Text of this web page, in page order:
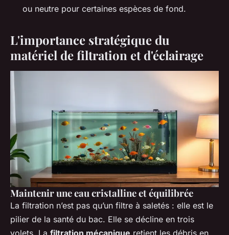
ou neutre pour certaines espèces de fond.
L'importance stratégique du
matériel de filtration et d'éclairage
Maintenir une eau cristalline et équilibrée
La filtration n’est pas qu’un filtre à saletés : elle est le
pilier de la santé du bac. Elle se décline en trois